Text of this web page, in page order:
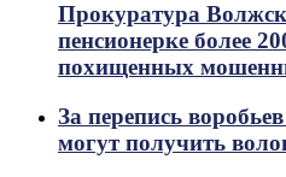
Прокуратура
пенсионерке более
похищенных
За перепись
могут получить